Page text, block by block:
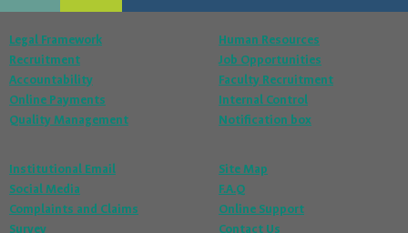
Legal Framework
Recruitment
Accountability
Online Payments
Quality Management
Human Resources
Job Opportunities
Faculty Recruitment
Internal Control
Notification box
Institutional Email
Social Media
Complaints and Claims
Survey
Site Map
F.A.Q
Online Support
Contact Us